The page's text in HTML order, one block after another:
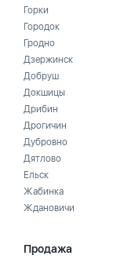
Горки
Городок
Гродно
Дзержинск
Добруш
Докшицы
Дрибин
Дрогичин
Дубровно
Дятлово
Ельск
Жабинка
Ждановичи
Продажа